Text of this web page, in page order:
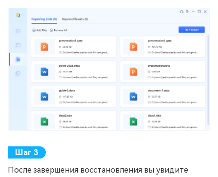
После завершения восстановления вы увидите